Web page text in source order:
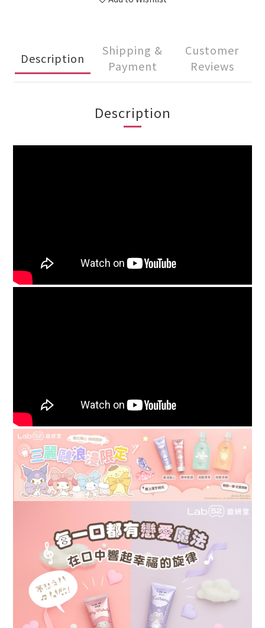
Description
Shipping &
Payment
Customer
Reviews
Description